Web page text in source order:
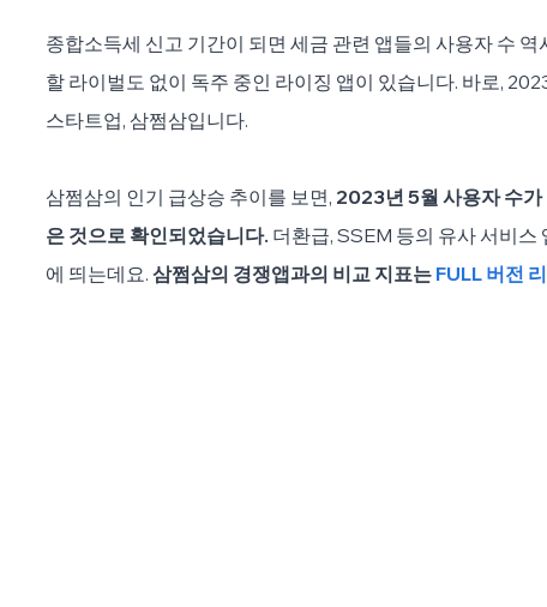
종합소득세 신고 기간이 되면 세금 관련 앱들의 사용자 수
할 라이벌도 없이 독주 중인 라이징 앱이 있습니다. 바로,
스타트업, 삼쩜삼입니다.
삼쩜삼의 인기 급상승 추이를 보면, 2023년 5월 사용자 수
은 것으로 확인되었습니다. 더환급, SSEM 등의 유사 서비
에 띄는데요. 삼쩜삼의 경쟁앱과의 비교 지표는 FULL 버전